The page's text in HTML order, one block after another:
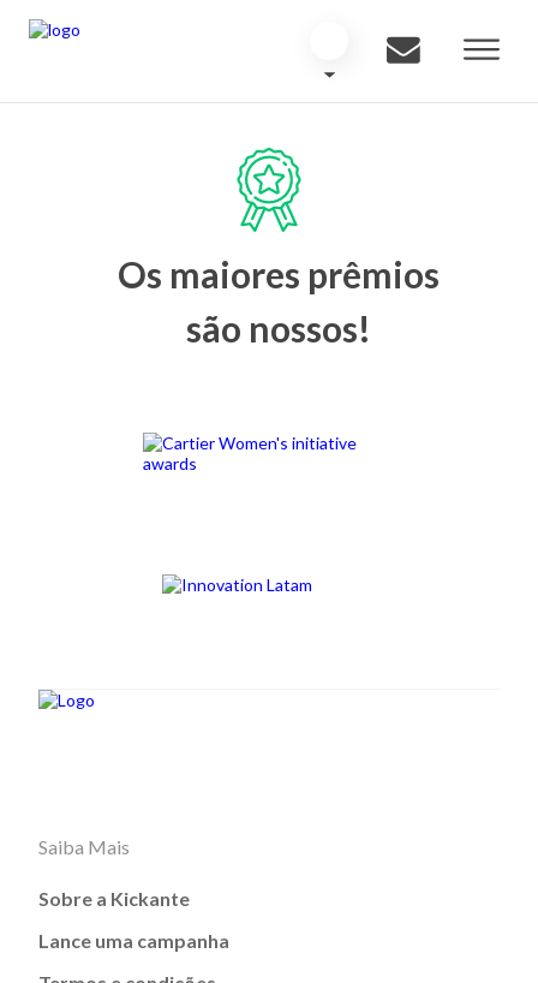
Os maiores prêmios
são nossos!
Saiba Mais
Sobre a Kickante
Lance uma campanha